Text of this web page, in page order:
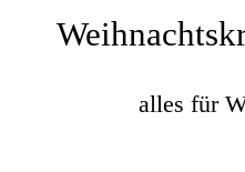
alles für